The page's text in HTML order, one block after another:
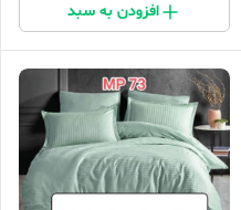
افزودن به سبد